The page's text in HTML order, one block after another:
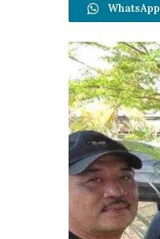
WhatsApp